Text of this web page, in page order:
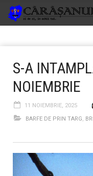
S-A
NOIEMBRIE
11 NOIEMBRIE, 2025
BARFE DE PRIN TARG,